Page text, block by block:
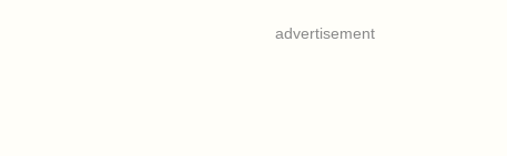
advertisement